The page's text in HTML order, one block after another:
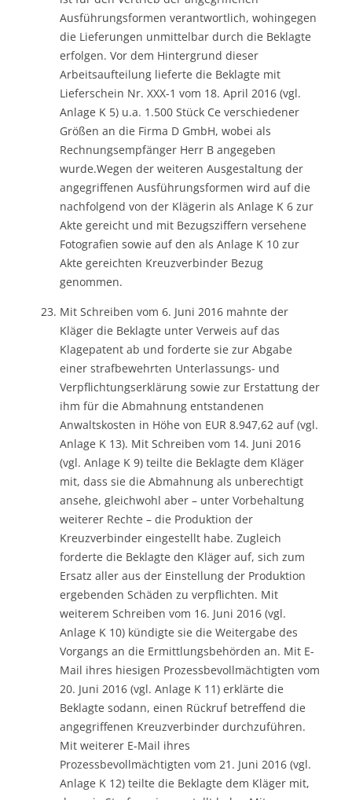
Ausführungsformen verantwortlich, wohingegen
die Lieferungen unmittelbar durch die Beklagte
erfolgen. Vor dem Hintergrund dieser
Arbeitsaufteilung lieferte die Beklagte mit
Lieferschein Nr. XXX-1 vom 18. April 2016 (vgl.
Anlage K 5) u.a. 1.500 Stück Ce verschiedener
Größen an die Firma D GmbH, wobei als
Rechnungsempfänger Herr B angegeben
wurde.Wegen der weiteren Ausgestaltung der
angegriffenen Ausführungsformen wird auf die
nachfolgend von der Klägerin als Anlage K 6 zur
Akte gereicht und mit Bezugsziffern versehene
Fotografien sowie auf den als Anlage K 10 zur
Akte gereichten Kreuzverbinder Bezug
genommen.
Mit Schreiben vom 6. Juni 2016 mahnte der
Kläger die Beklagte unter Verweis auf das
Klagepatent ab und forderte sie zur Abgabe
einer strafbewehrten Unterlassungs- und
Verpflichtungserklärung sowie zur Erstattung der
ihm für die Abmahnung entstandenen
Anwaltskosten in Höhe von EUR 8.947,62 auf (vgl.
Anlage K 13). Mit Schreiben vom 14. Juni 2016
(vgl. Anlage K 9) teilte die Beklagte dem Kläger
mit, dass sie die Abmahnung als unberechtigt
ansehe, gleichwohl aber – unter Vorbehaltung
weiterer Rechte – die Produktion der
Kreuzverbinder eingestellt habe. Zugleich
forderte die Beklagte den Kläger auf, sich zum
Ersatz aller aus der Einstellung der Produktion
ergebenden Schäden zu verpflichten. Mit
weiterem Schreiben vom 16. Juni 2016 (vgl.
Anlage K 10) kündigte sie die Weitergabe des
Vorgangs an die Ermittlungsbehörden an. Mit E-
Mail ihres hiesigen Prozessbevollmächtigten vom
20. Juni 2016 (vgl. Anlage K 11) erklärte die
Beklagte sodann, einen Rückruf betreffend die
angegriffenen Kreuzverbinder durchzuführen.
Mit weiterer E-Mail ihres
Prozessbevollmächtigten vom 21. Juni 2016 (vgl.
Anlage K 12) teilte die Beklagte dem Kläger mit,